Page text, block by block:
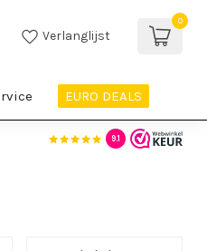
Verlanglijst
0
EURO DEALS
9.1